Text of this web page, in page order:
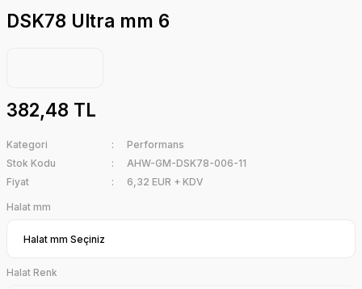
DSK78 Ultra mm 6
382,48 TL
Kategori
Performans
Stok Kodu
AHW-GM-DSK78-006-11
Fiyat
6,32 EUR + KDV
Halat mm
Halat Renk